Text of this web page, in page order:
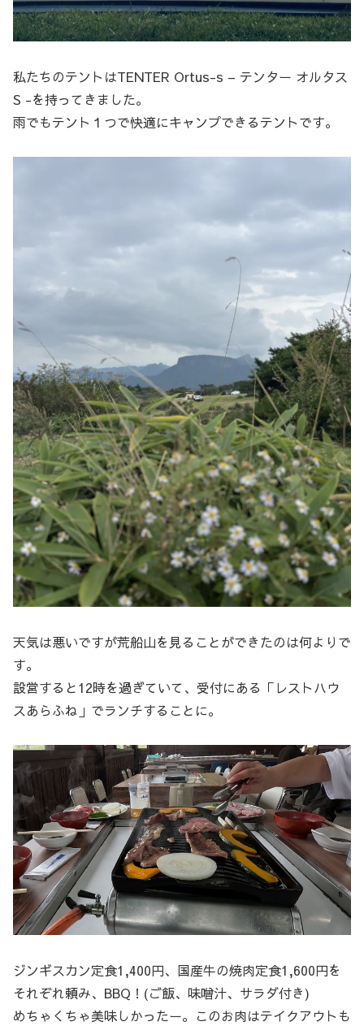
私たちのテントはTENTER Ortus-s – テンター オルタス
S -を持ってきました。
雨でもテント１つで快適にキャンプできるテントです。
天気は悪いですが荒船山を見ることができたのは何よりで
す。
設営すると12時を過ぎていて、受付にある「レストハウ
スあらふね」でランチすることに。
ジンギスカン定食1,400円、国産牛の焼肉定食1,600円を
それぞれ頼み、BBQ！(ご飯、味噌汁、サラダ付き)
めちゃくちゃ美味しかったー。このお肉はテイクアウトも